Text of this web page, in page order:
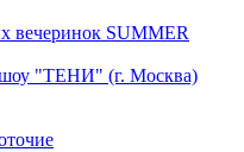
вечеринок SUMMER
шоу "ТЕНИ" (г. Москва)